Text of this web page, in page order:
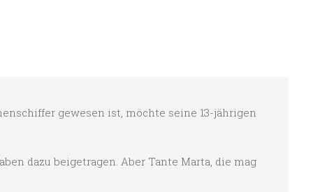
gewesen ist, möchte seine 13-jährigen
dazu beigetragen. Aber Tante Marta, die mag